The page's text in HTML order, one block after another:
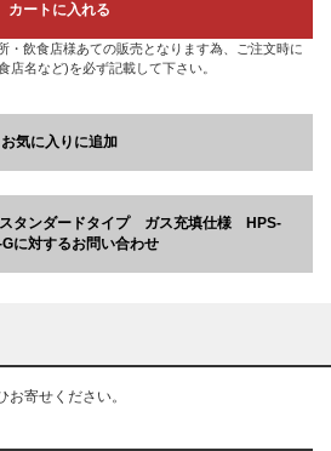
カートに入れる
飲食店様あての販売となります為、ご注文時に
店名など)を必ず記載して下さい。
お気に入りに追加
タンダードタイプ ガス充填仕様 HPS-
に対するお問い合わせ
お寄せください。